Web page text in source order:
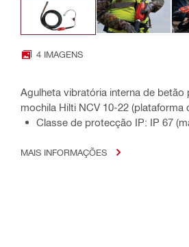
4 IMAGENS
Agulheta vibratória interna de
mochila Hilti NCV 10-22 (plataforma
Classe de protecção IP: IP 67
MAIS INFORMAÇÕES